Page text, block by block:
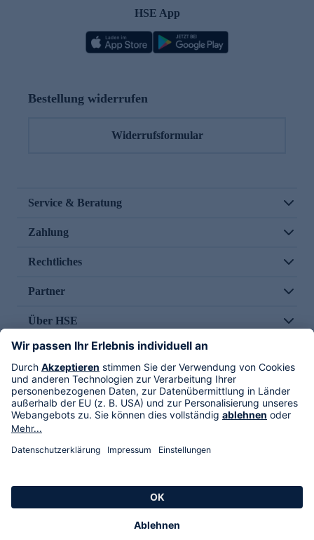
HSE App
Bestellung widerrufen
Widerrufsformular
Service & Beratung
Zahlung
Rechtliches
Partner
Über HSE
Im TV
HSE International